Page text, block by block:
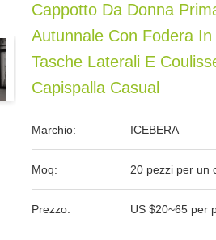
Cappotto Da Donna
Autunnale Con Fodera In
Tasche Laterali E
Capispalla Casual
Marchio: ICEBERA
Moq: 20 pezzi per un
Prezzo: US $20~65 per